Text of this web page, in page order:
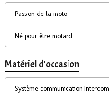
Passion de la moto
Né pour être motard
Matériel d'occasion
Système communication Intercom